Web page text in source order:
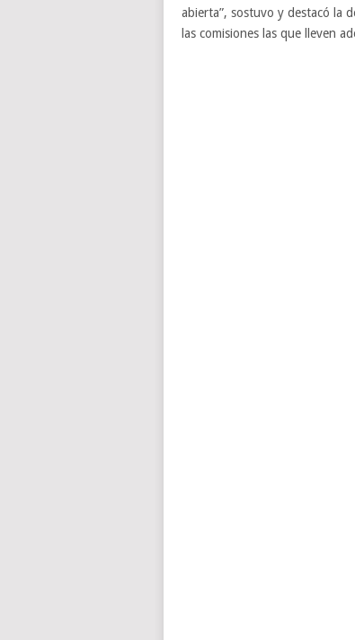
abierta”, sostuvo y destacó la
las comisiones las que lleven